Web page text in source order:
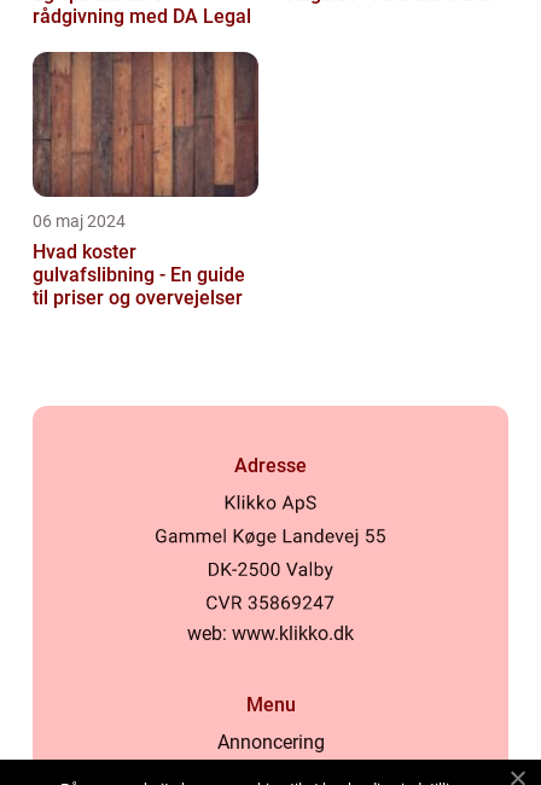
rådgivning med DA Legal
06 maj 2024
Hvad koster
gulvafslibning - En guide
til priser og overvejelser
Adresse
web: www.klikko.dk
Menu
Annoncering